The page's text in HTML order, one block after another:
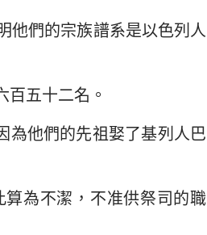
他們的宗族譜系是以色列人
五十二名。
為他們的先祖娶了基列人巴
為不潔，不准供祭司的職